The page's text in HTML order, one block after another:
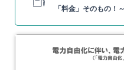
「料金」そのもの！～